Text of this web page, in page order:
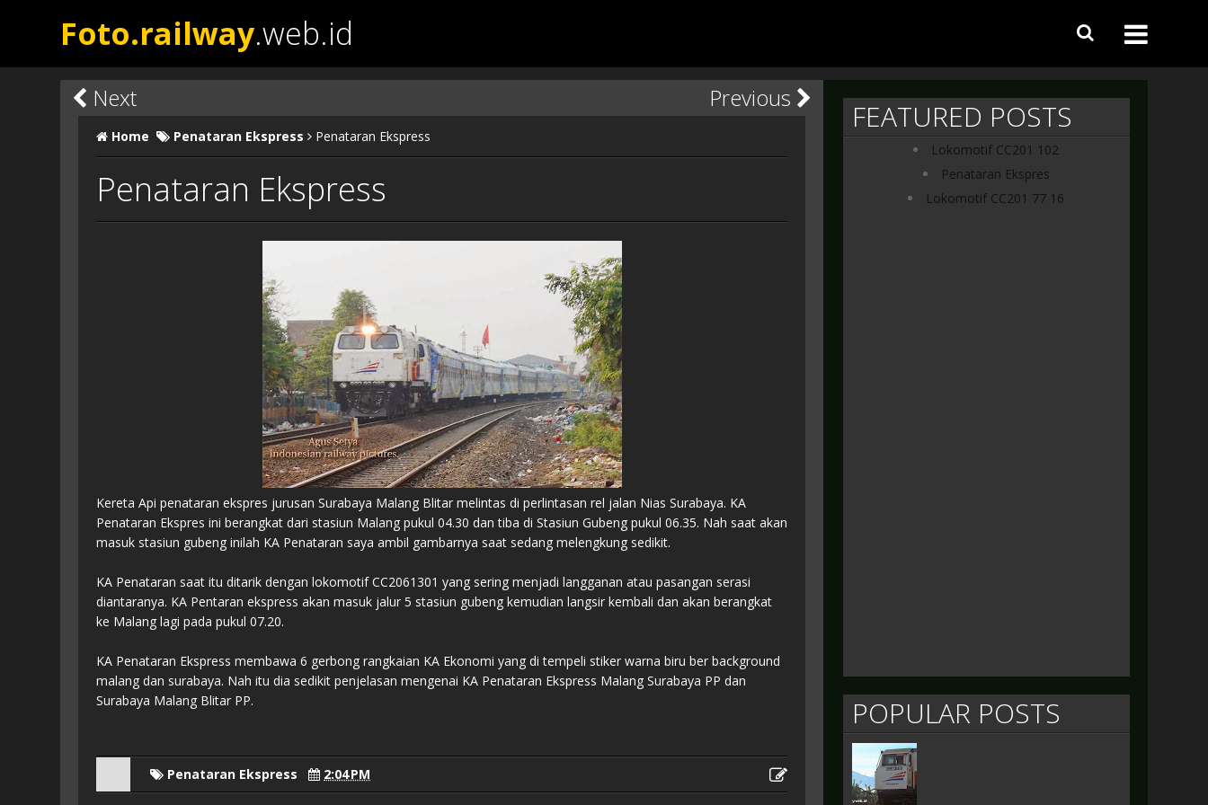
Foto.railway.web.id
Home Penataran Ekspress Penataran Ekspress
Penataran Ekspress
Kereta Api penataran ekspres jurusan Surabaya Malang Blitar melintas di perlintasan rel jalan Nias Surabaya. KA
Penataran Ekspres ini berangkat dari stasiun Malang pukul 04.30 dan tiba di Stasiun Gubeng pukul 06.35. Nah saat akan
masuk stasiun gubeng inilah KA Penataran saya ambil gambarnya saat sedang melengkung sedikit.
KA Penataran saat itu ditarik dengan lokomotif CC2061301 yang sering menjadi langganan atau pasangan serasi
diantaranya. KA Pentaran ekspress akan masuk jalur 5 stasiun gubeng kemudian langsir kembali dan akan berangkat
ke Malang lagi pada pukul 07.20.
KA Penataran Ekspress membawa 6 gerbong rangkaian KA Ekonomi yang di tempeli stiker warna biru ber background
malang dan surabaya. Nah itu dia sedikit penjelasan mengenai KA Penataran Ekspress Malang Surabaya PP dan
Surabaya Malang Blitar PP.
Penataran Ekspress 2:04 PM
Next Previous
FEATURED POSTS
Lokomotif CC201 102
Penataran Ekspres
Lokomotif CC201 77 16
POPULAR POSTS